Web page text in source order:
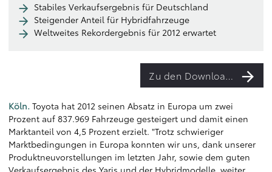
Stabiles Verkaufsergebnis für Deutschland
Steigender Anteil für Hybridfahrzeuge
Weltweites Rekordergebnis für 2012 erwartet
Zu den Downloads
Köln. Toyota hat 2012 seinen Absatz in Europa um zwei
Prozent auf 837.969 Fahrzeuge gesteigert und damit einen
Marktanteil von 4,5 Prozent erzielt. "Trotz schwieriger
Marktbedingungen in Europa konnten wir uns, dank unserer
Produktneuvorstellungen im letzten Jahr, sowie dem guten
Verkaufsergebnis des Yaris und der Hybridmodelle, weiter